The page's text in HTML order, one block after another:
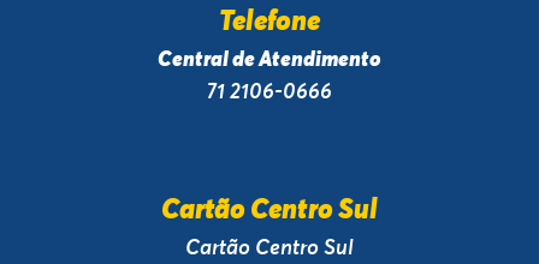
Telefone
Central de Atendimento
71 2106-0666
Cartão Centro Sul
Cartão Centro Sul